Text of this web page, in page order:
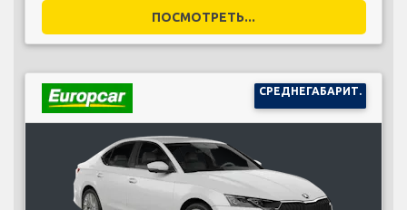
ПОСМОТРЕТЬ...
СРЕДНЕГАБАРИТ.